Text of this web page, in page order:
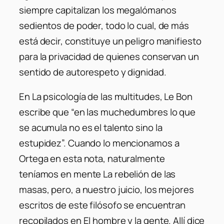
siempre capitalizan los megalómanos
sedientos de poder, todo lo cual, de más
está decir, constituye un peligro manifiesto
para la privacidad de quienes conservan un
sentido de autorespeto y dignidad.
En La psicología de las multitudes, Le Bon
escribe que “en las muchedumbres lo que
se acumula no es el talento sino la
estupidez”. Cuando lo mencionamos a
Ortega en esta nota, naturalmente
teníamos en mente La rebelión de las
masas, pero, a nuestro juicio, los mejores
escritos de este filósofo se encuentran
recopilados en El hombre y la gente. Allí dice